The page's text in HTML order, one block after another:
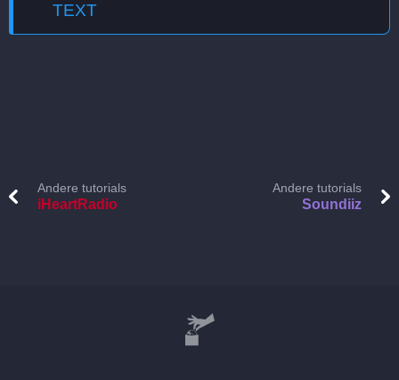
TEXT
Andere tutorials
iHeartRadio
Andere tutorials
Soundiiz